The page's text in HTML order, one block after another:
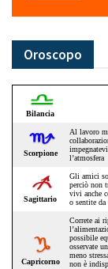
Oroscopo